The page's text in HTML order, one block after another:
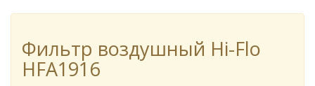
Фильтр воздушный Hi-Flo
HFA1916